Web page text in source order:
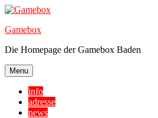
Skip
content
Gamebox
Die Homepage der Gamebox Baden
Menu
info
adresse
news